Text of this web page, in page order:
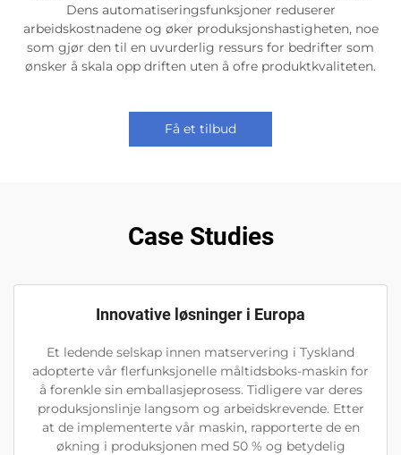
Dens automatiseringsfunksjoner reduserer
arbeidskostnadene og øker produksjonshastigheten, noe
som gjør den til en uvurderlig ressurs for bedrifter som
ønsker å skala opp driften uten å ofre produktkvaliteten.
Få et tilbud
Case Studies
Innovative løsninger i Europa
Et ledende selskap innen matservering i Tyskland
adopterte vår flerfunksjonelle måltidsboks-maskin for
å forenkle sin emballasjeprosess. Tidligere var deres
produksjonslinje langsom og arbeidskrevende. Etter
at de implementerte vår maskin, rapporterte de en
økning i produksjonen med 50 % og betydelig